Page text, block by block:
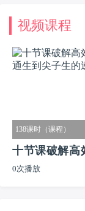
视频课程
138课时（课程）
十节课破解高
普通生到尖子
0次播放